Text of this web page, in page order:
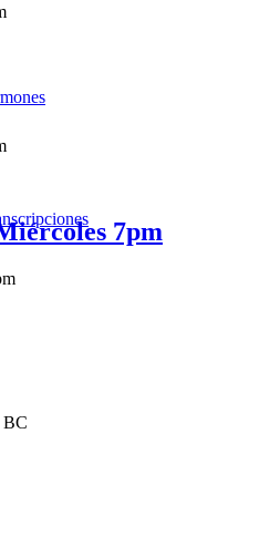
7pm
BC